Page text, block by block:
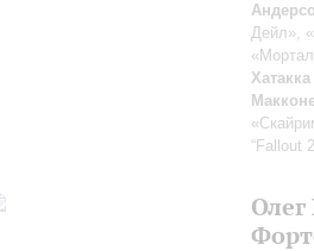
Дейл»,
“Fallout